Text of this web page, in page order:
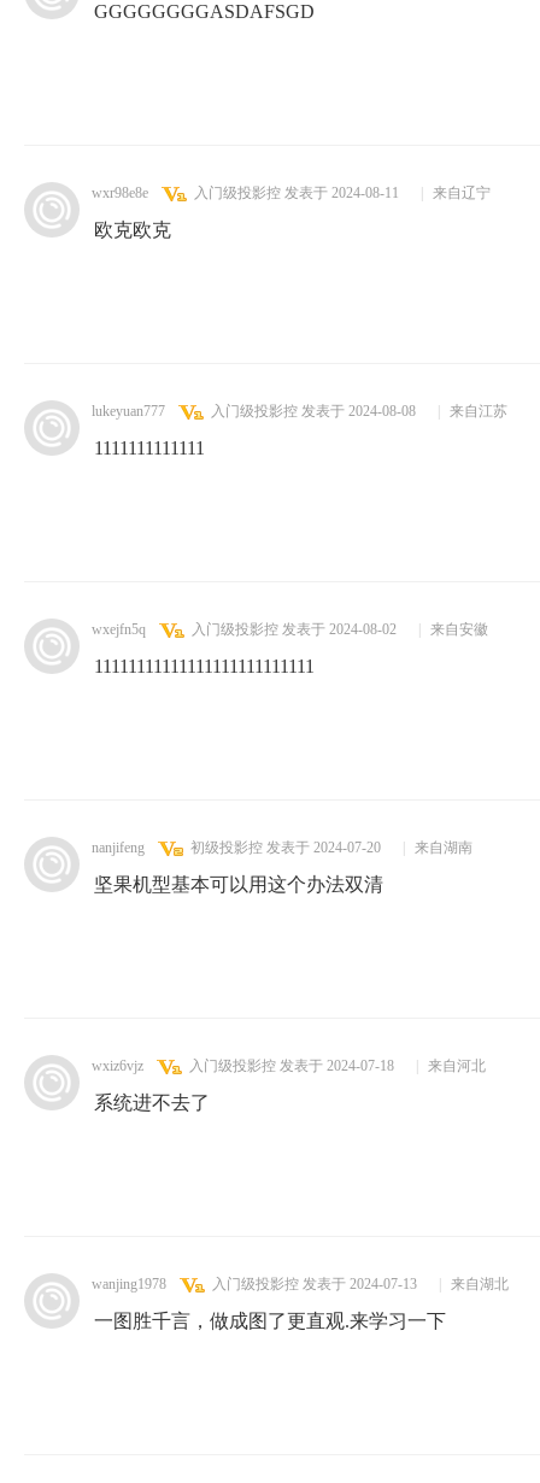
GGGGGGGGASDAFSGD
wxr98e8e 入门级投影控 发表于 2024-08-11 来自辽宁
欧克欧克
lukeyuan777 入门级投影控 发表于 2024-08-08 来自江苏
1111111111111
wxejfn5q 入门级投影控 发表于 2024-08-02 来自安徽
11111111111111111111111111
nanjifeng 初级投影控 发表于 2024-07-20 来自湖南
坚果机型基本可以用这个办法双清
wxiz6vjz 入门级投影控 发表于 2024-07-18 来自河北
系统进不去了
wanjing1978 入门级投影控 发表于 2024-07-13 来自湖北
一图胜千言，做成图了更直观.来学习一下